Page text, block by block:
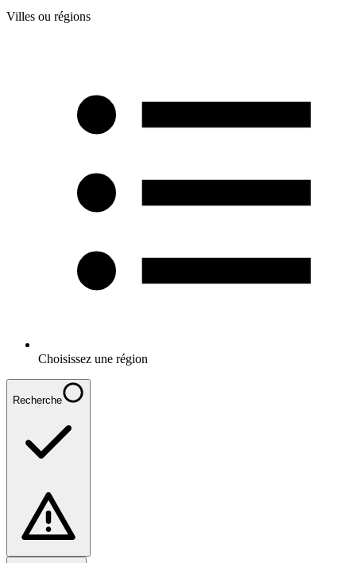
Villes ou régions
Choisissez une région
Recherche